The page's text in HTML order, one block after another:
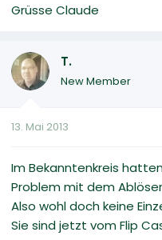
Grüsse Claude
T.
New Member
13. Mai 2013
Im Bekanntenkreis
Problem mit dem
Also wohl doch keine
Sie sind jetzt vom Flip